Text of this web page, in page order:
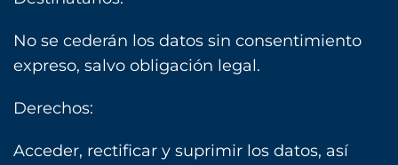
No se cederán los datos sin consentimiento
expreso, salvo obligación legal.
Derechos:
Acceder, rectificar y suprimir los datos, así